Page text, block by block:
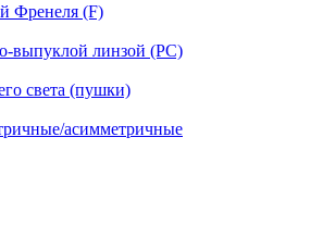
Френеля (F)
выпуклой линзой (PC)
света (пушки)
асимметричные